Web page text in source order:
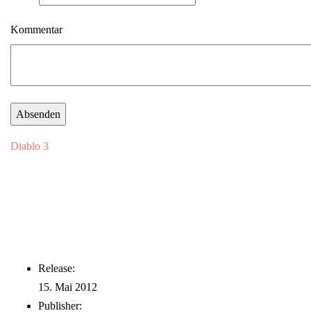
Kommentar
Diablo 3
Release:
15. Mai 2012
Publisher: